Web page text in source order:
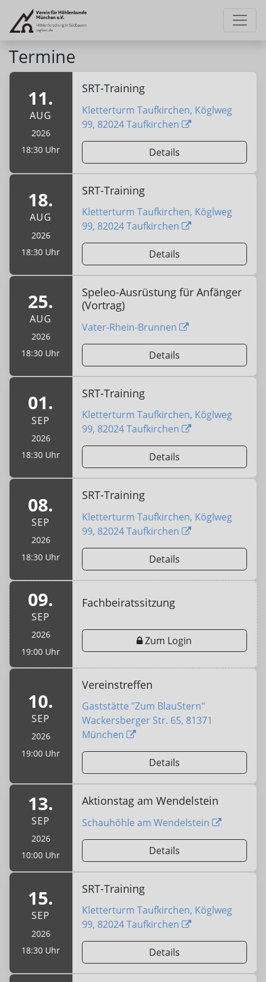
Termine
11.
AUG
2026
18:30 Uhr
SRT-Training
Kletterturm Taufkirchen, Köglweg
99, 82024 Taufkirchen
Details
18.
AUG
2026
18:30 Uhr
SRT-Training
Kletterturm Taufkirchen, Köglweg
99, 82024 Taufkirchen
Details
25.
AUG
2026
18:30 Uhr
Speleo-Ausrüstung für Anfänger
(Vortrag)
Vater-Rhein-Brunnen
Details
01.
SEP
2026
18:30 Uhr
SRT-Training
Kletterturm Taufkirchen, Köglweg
99, 82024 Taufkirchen
Details
08.
SEP
2026
18:30 Uhr
SRT-Training
Kletterturm Taufkirchen, Köglweg
99, 82024 Taufkirchen
Details
09.
SEP
2026
19:00 Uhr
Fachbeiratssitzung
Zum Login
10.
SEP
2026
19:00 Uhr
Vereinstreffen
Gaststätte "Zum BlauStern"
Wackersberger Str. 65, 81371
München
Details
13.
SEP
2026
10:00 Uhr
Aktionstag am Wendelstein
Schauhöhle am Wendelstein
Details
15.
SEP
2026
18:30 Uhr
SRT-Training
Kletterturm Taufkirchen, Köglweg
99, 82024 Taufkirchen
Details